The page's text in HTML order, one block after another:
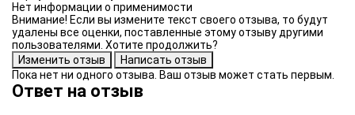
Нет информации о применимости
Внимание! Если вы измените текст своего отзыва, то будут
удалены все оценки, поставленные этому отзыву другими
пользователями. Хотите продолжить?
Пока нет ни одного отзыва. Ваш отзыв может стать первым.
Ответ на отзыв